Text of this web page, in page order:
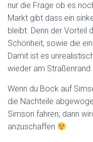
nur die Frage ob es
Markt gibt dass ein
bleibt. Denn der Vorteil
Schönheit, sowie die
Damit ist es
wieder am Straßenrand
Wenn du Bock auf
die Nachteile
Simson fahren; dann
anzuschaffen